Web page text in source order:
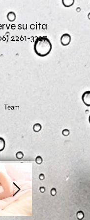
su cita
2261-3327
Team